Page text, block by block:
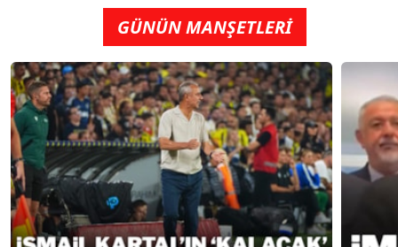
GÜNÜN MANŞETLERİ